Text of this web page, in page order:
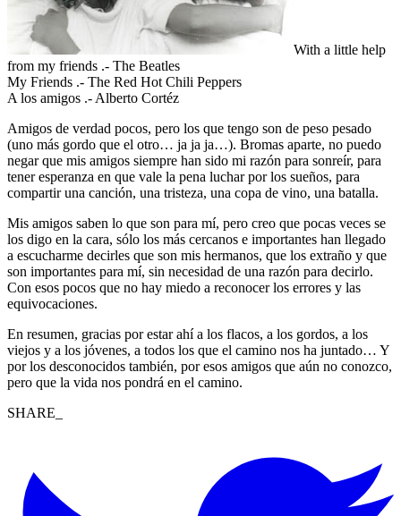
With a little help
from my friends .- The Beatles
My Friends .- The Red Hot Chili Peppers
A los amigos .- Alberto Cortéz
Amigos de verdad pocos, pero los que tengo son de peso pesado
(uno más gordo que el otro… ja ja ja…). Bromas aparte, no puedo
negar que mis amigos siempre han sido mi razón para sonreír, para
tener esperanza en que vale la pena luchar por los sueños, para
compartir una canción, una tristeza, una copa de vino, una batalla.
Mis amigos saben lo que son para mí, pero creo que pocas veces se
los digo en la cara, sólo los más cercanos e importantes han llegado
a escucharme decirles que son mis hermanos, que los extraño y que
son importantes para mí, sin necesidad de una razón para decirlo.
Con esos pocos que no hay miedo a reconocer los errores y las
equivocaciones.
En resumen, gracias por estar ahí a los flacos, a los gordos, a los
viejos y a los jóvenes, a todos los que el camino nos ha juntado… Y
por los desconocidos también, por esos amigos que aún no conozco,
pero que la vida nos pondrá en el camino.
SHARE_